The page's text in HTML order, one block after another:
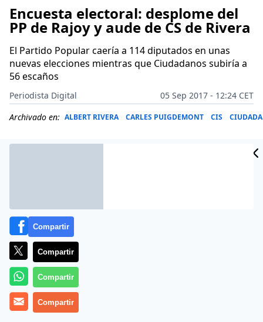
Encuesta electoral: desplome del
PP de Rajoy y aude de CS de Rivera
El Partido Popular caería a 114 diputados en unas
nuevas elecciones mientras que Ciudadanos subiría a
56 escaños
Periodista Digital
05 Sep 2017 - 12:24 CET
Archivado en: ALBERT RIVERA CARLES PUIGDEMONT CIS
Más información
Compartir
Compartir
Compartir
Compartir